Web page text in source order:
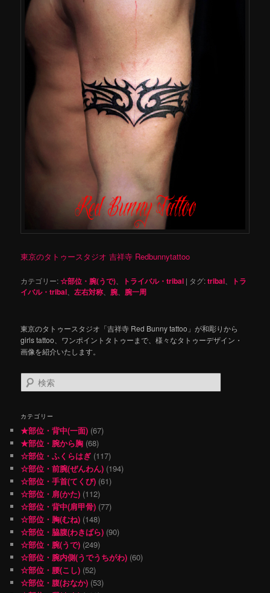
東京のタトゥースタジオ 吉祥寺 Redbunnytattoo
カテゴリー:☆部位・腕(うで) トライバル・tribal | タグ:tribal
トラ
イバル・tribal 、左右対称 腕 腕一周
東京のタトゥースタジオ「吉祥寺 Red Bunny tattoo」が和彫りから
girls tattoo、ワンポイントタトゥーまで、様々なタトゥーデザイン・
画像を紹介いたします。
検
索
カテゴリー
★部位・背中(一面) (67)
★部位・腕から胸 (68)
☆部位・ふくらはぎ (117)
☆部位・前腕(ぜんわん) (194)
☆部位・手首(てくび) (61)
☆部位・肩(かた) (112)
☆部位・背中(肩甲骨) (77)
☆部位・胸(むね) (148)
☆部位・脇腹(わきばら) (90)
☆部位・腕(うで) (249)
☆部位・腕内側(うでうちがわ) (60)
☆部位・腰(こし) (52)
☆部位・腹(おなか) (53)